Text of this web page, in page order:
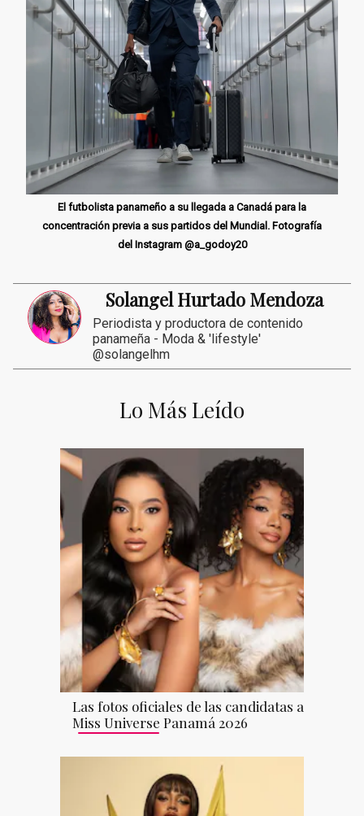
El futbolista panameño a su llegada a Canadá para la
concentración previa a sus partidos del Mundial. Fotografía
del Instagram @a_godoy20
Solangel Hurtado Mendoza
Periodista y productora de contenido
panameña - Moda & 'lifestyle'
@solangelhm
Lo Más Leído
Las fotos oficiales de las candidatas a
Miss Universe Panamá 2026